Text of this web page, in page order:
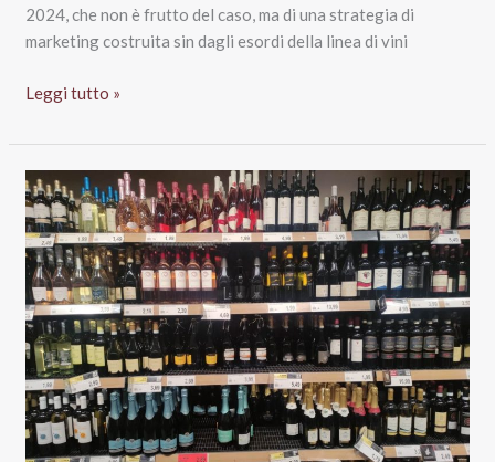
2024, che non è frutto del caso, ma di una strategia di
marketing costruita sin dagli esordi della linea di vini
Notte
valore
top:
la
bottiglia
di
vino
più
venduta
al
supermercato
è
pugliese
Leggi tutto »